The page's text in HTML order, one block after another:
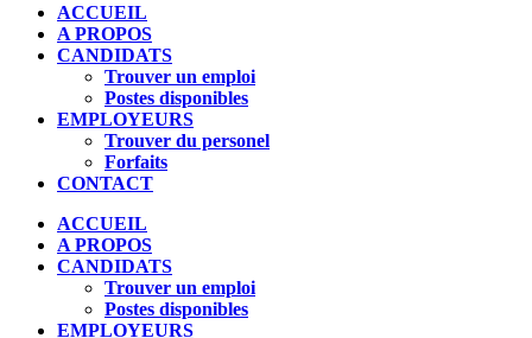
ACCUEIL
A PROPOS
CANDIDATS
Trouver un emploi
Postes disponibles
EMPLOYEURS
Trouver du personel
Forfaits
CONTACT
ACCUEIL
A PROPOS
CANDIDATS
Trouver un emploi
Postes disponibles
EMPLOYEURS